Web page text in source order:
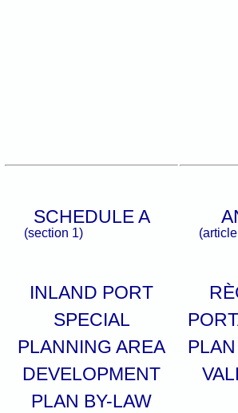
SCHEDULE A
(section 1)
INLAND PORT
SPECIAL
PLANNING AREA
DEVELOPMENT
PLAN BY-LAW